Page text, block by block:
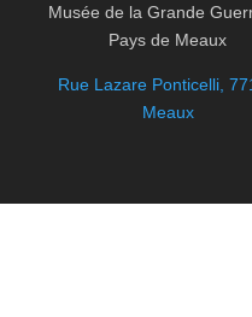
Musée de la Grande
Pays de Meaux
Rue Lazare Ponticelli,
Meaux